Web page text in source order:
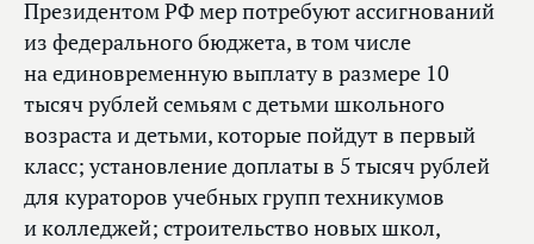
Президентом РФ мер потребуют ассигнований
из федерального бюджета, в том числе
на единовременную выплату в размере 10
тысяч рублей семьям с детьми школьного
возраста и детьми, которые пойдут в первый
класс; установление доплаты в 5 тысяч рублей
для кураторов учебных групп техникумов
и колледжей; строительство новых школ,